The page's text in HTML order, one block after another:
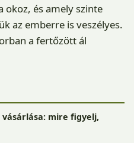
okoz, és amely szinte
az emberre is veszélyes.
a fertőzött ál
vásárlása: mire figyelj,